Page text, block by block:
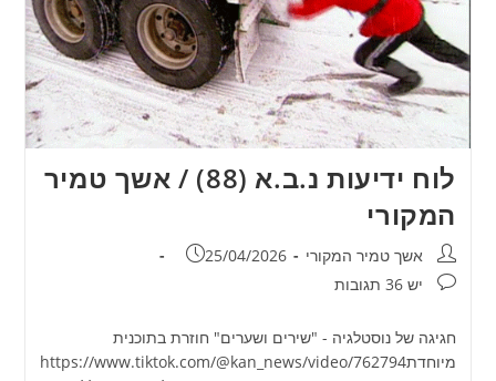
לוח ידיעות נ.ב.א (88) / אשך טמיר
המקורי
מחבר:אשך טמיר המקורי פורסם:
25/04/2026
תגובות:
יש 36 תגובות
חגיגה של נוסטלגיה - "שירים ושערים" חוזרת בתוכנית
מיוחדתhttps://www.tiktok.com/@kan_news/video/762794